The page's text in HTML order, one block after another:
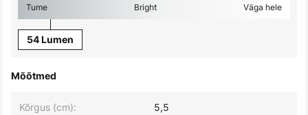
Tume Bright Väga hele
54 Lumen
Mõõtmed
Kõrgus (cm):
5,5